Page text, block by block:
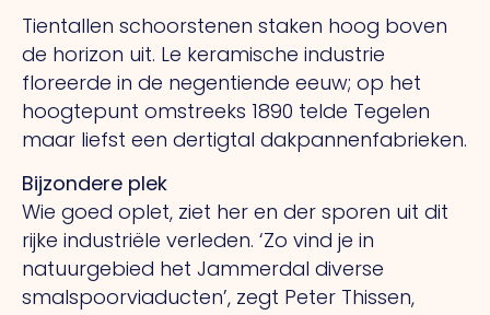
Tientallen schoorstenen staken hoog boven
de horizon uit. Le keramische industrie
floreerde in de negentiende eeuw; op het
hoogtepunt omstreeks 1890 telde Tegelen
maar liefst een dertigtal dakpannenfabrieken.
Bijzondere plek
Wie goed oplet, ziet her en der sporen uit dit
rijke industriële verleden. ‘Zo vind je in
natuurgebied het Jammerdal diverse
smalspoorviaducten’, zegt Peter Thissen,